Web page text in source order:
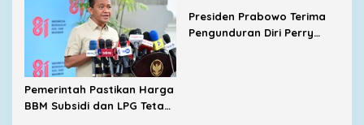
Dipertahankan
Pemerintah Pastikan Harga
BBM Subsidi dan LPG Tetap
Presiden Prabowo Terima
Pengunduran Diri Perry